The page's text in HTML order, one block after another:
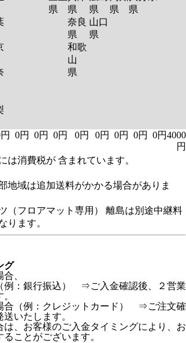
県 県
奈良
県
和歌
山
県
県
山口
県
県 県
0円 0円 0円 0円 0円 0円 0円 0円4000
円
は消費税が 含まれています。
地域は追加送料がかかる場合がありま
（フロアマット専用） 離島は別途中継料
ります。
グ
、
例：銀行振込） ⇒ご入金確認後、２営業
合（例：クレジットカード） ⇒ご注文確
いたします。
、お客様のご入金タイミングにより、お
ことがございます。